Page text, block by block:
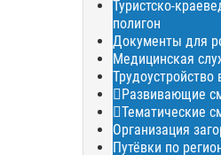
Туристско-
полигон
Документы для
Медицинская
Развивающие
Тематические
Организация
Путёвки по